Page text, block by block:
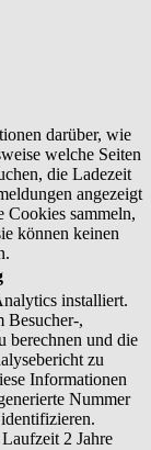
darüber, wie
welche Seiten
die Ladezeit
angezeigt
Cookies sammeln,
können keinen
installiert.
Besucher-,
berechnen und die
zu
Informationen
Nummer
Laufzeit 2 Jahre